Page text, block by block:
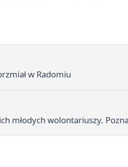
w Radomiu
młodych wolontariuszy.